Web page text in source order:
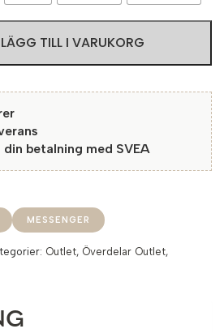
LÄGG TILL I VARUKORG
din betalning med SVEA
MESSENGER
Outlet, Överdelar Outlet,